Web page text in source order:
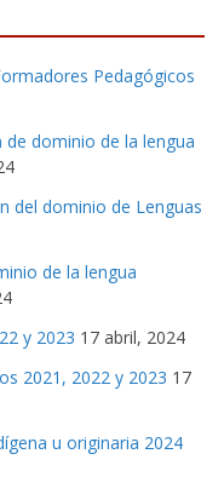
Pedagógicos
de dominio de la lengua
del dominio de Lenguas
de la lengua
y 2023 17 abril, 2024
2021, 2022 y 2023 17
u originaria 2024